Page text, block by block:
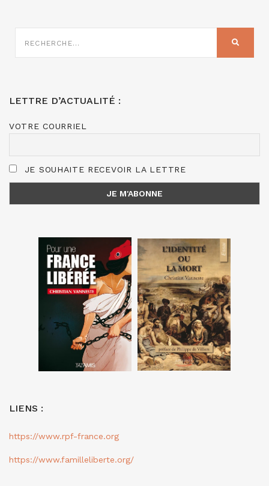
SUR
LETTRE D’ACTUALITÉ :
VOTRE COURRIEL
JE SOUHAITE RECEVOIR LA LETTRE
LIENS :
https://www.rpf-france.org
https://www.familleliberte.org/